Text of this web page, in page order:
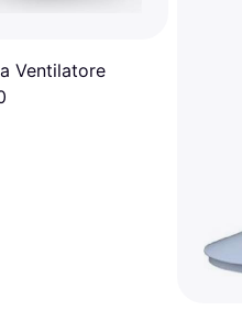
Ventilatore